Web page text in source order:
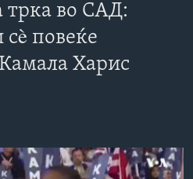
- АРХИВА
трка во САД:
повеќе
Харис